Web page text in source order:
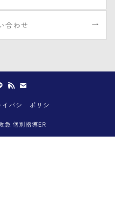
合わせ
イバシーポリシー
急 個別指導ER